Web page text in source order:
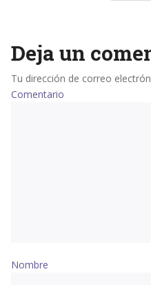
Deja un
Tu dirección de correo
Comentario
Nombre